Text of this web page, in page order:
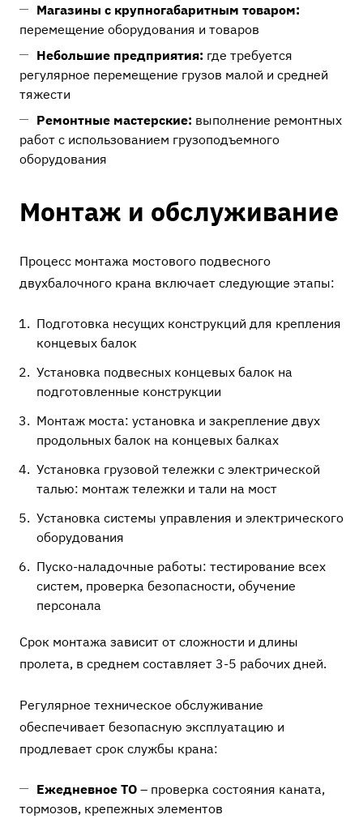
Магазины с крупногабаритным товаром:
перемещение оборудования и товаров
Небольшие предприятия: где требуется
регулярное перемещение грузов малой и средней
тяжести
Ремонтные мастерские: выполнение ремонтных
работ с использованием грузоподъемного
оборудования
Монтаж и обслуживание
Процесс монтажа мостового подвесного
двухбалочного крана включает следующие этапы:
Подготовка несущих конструкций для крепления
концевых балок
Установка подвесных концевых балок на
подготовленные конструкции
Монтаж моста: установка и закрепление двух
продольных балок на концевых балках
Установка грузовой тележки с электрической
талью: монтаж тележки и тали на мост
Установка системы управления и электрического
оборудования
Пуско-наладочные работы: тестирование всех
систем, проверка безопасности, обучение
персонала
Срок монтажа зависит от сложности и длины
пролета, в среднем составляет 3-5 рабочих дней.
Регулярное техническое обслуживание
обеспечивает безопасную эксплуатацию и
продлевает срок службы крана:
Ежедневное ТО – проверка состояния каната,
тормозов, крепежных элементов